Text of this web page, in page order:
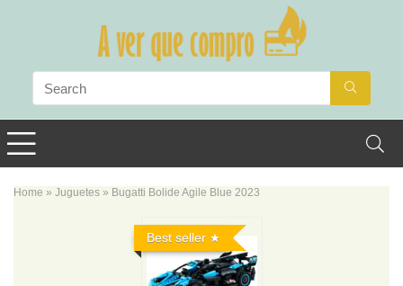
Home » Juguetes » Bugatti Bolide Agile Blue 2023
Best seller